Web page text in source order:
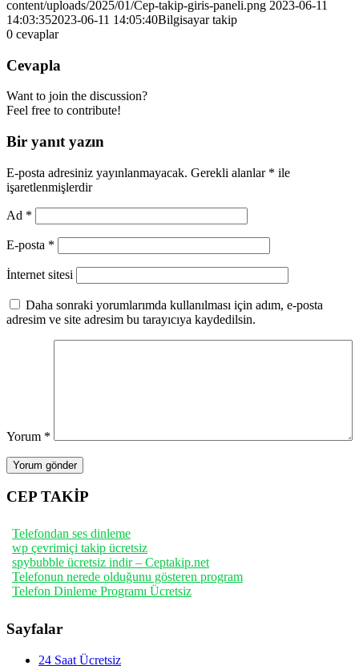
content/uploads/2025/01/Cep-takip-giris-paneli.png 2023-06-11
14:03:352023-06-11 14:05:40Bilgisayar takip
0 cevaplar
Cevapla
Want to join the discussion?
Feel free to contribute!
Bir yanıt yazın
E-posta adresiniz yayınlanmayacak. Gerekli alanlar * ile
işaretlenmişlerdir
Ad *
E-posta *
İnternet sitesi
Daha sonraki yorumlarımda kullanılması için adım, e-posta
adresim ve site adresim bu tarayıcıya kaydedilsin.
Yorum *
CEP TAKİP
Telefondan ses dinleme
wp çevrimiçi takip ücretsiz
spybubble ücretsiz indir – Ceptakip.net
Telefonun nerede olduğunu gösteren program
Telefon Dinleme Programı Ücretsiz
Sayfalar
24 Saat Ücretsiz